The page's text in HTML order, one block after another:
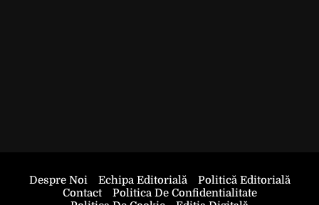
Despre Noi Echipa Editorială
Politică Editorială
Contact
Politica De Confidentialitate